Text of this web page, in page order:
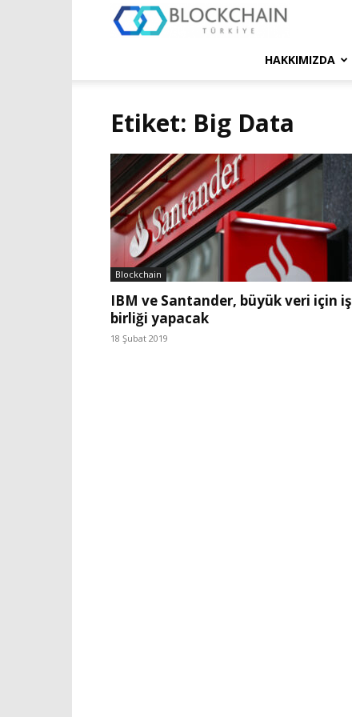
Türkiye
HAKKIMIZDA
Etiket: Big Data
Blockchain
IBM ve Santander, büyük veri için iş
birliği yapacak
18 Şubat 2019